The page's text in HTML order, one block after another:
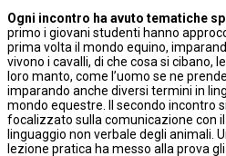
Ogni incontro ha avuto tematiche
primo i giovani studenti hanno
prima volta il mondo equino,
vivono i cavalli, di che cosa si cibano,
loro manto, come l’uomo se ne
imparando anche diversi termini in
mondo equestre. Il secondo incontro
focalizzato sulla comunicazione con il
linguaggio non verbale degli animali.
lezione pratica ha messo alla prova